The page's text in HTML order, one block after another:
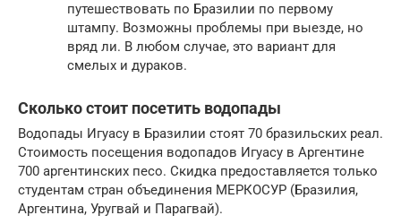
путешествовать по Бразилии по первому
штампу. Возможны проблемы при выезде, но
вряд ли. В любом случае, это вариант для
смелых и дураков.
Сколько стоит посетить водопады
Водопады Игуасу в Бразилии стоят 70 бразильских реал.
Стоимость посещения водопадов Игуасу в Аргентине
700 аргентинских песо. Скидка предоставляется только
студентам стран объединения МЕРКОСУР (Бразилия,
Аргентина, Уругвай и Парагвай).